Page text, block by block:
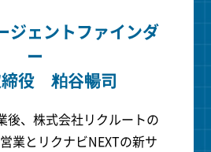
ジェントファインダ
ー
役 粕谷暢司
後、株式会社リクルートの
業とリクナビNEXTの新サ